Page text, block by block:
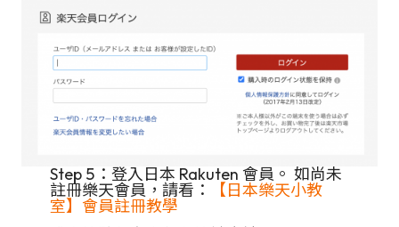
Step 5：登入日本 Rakuten 會員。 如尚未
註冊樂天會員，請看： 【日本樂天小教
室】會員註冊教學